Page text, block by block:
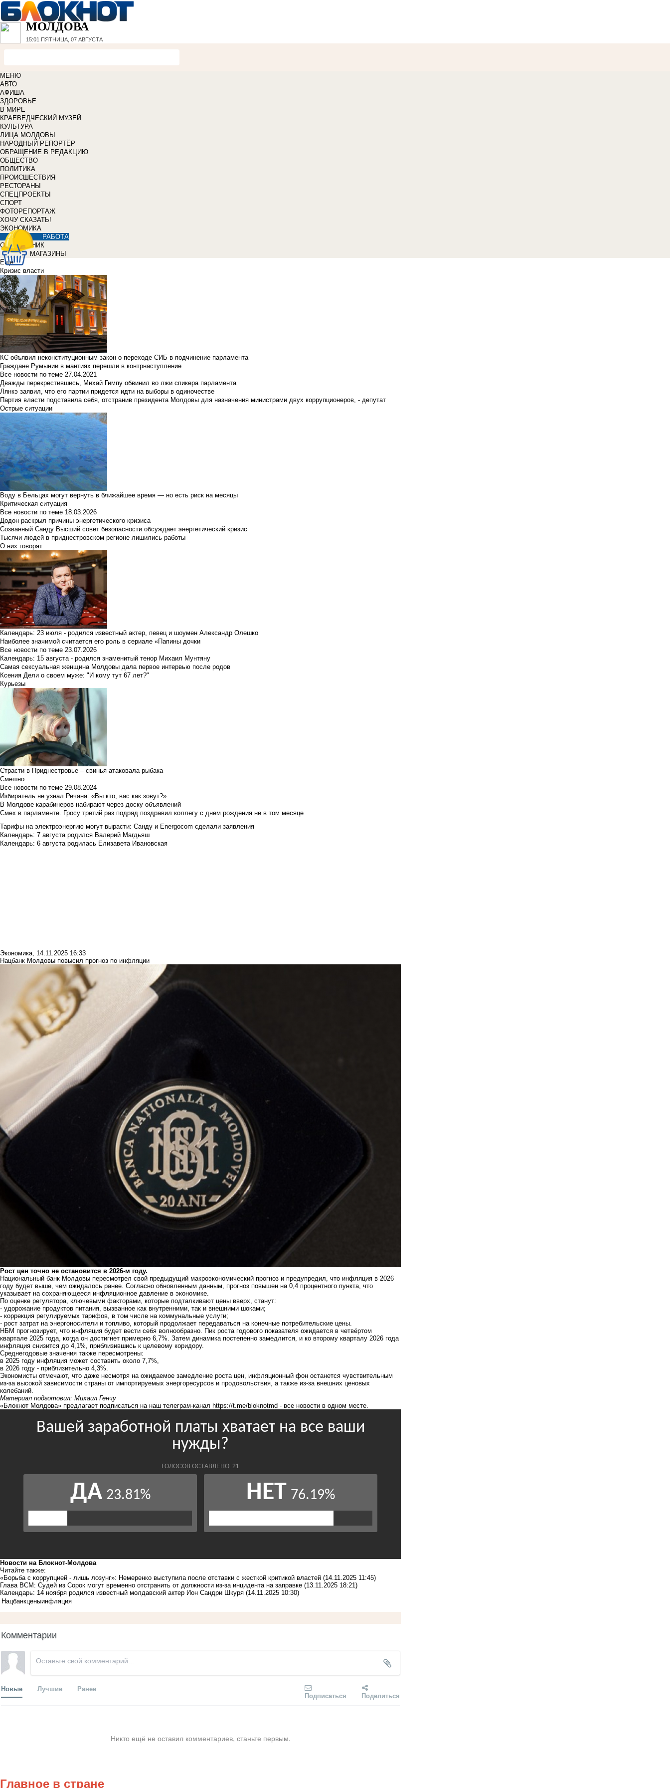
МОЛДОВА
15:01 ПЯТНИЦА, 07 АВГУСТА
МЕНЮ
АВТО
АФИША
ЗДОРОВЬЕ
В МИРЕ
КРАЕВЕДЧЕСКИЙ МУЗЕЙ
КУЛЬТУРА
ЛИЦА МОЛДОВЫ
НАРОДНЫЙ РЕПОРТЁР
ОБРАЩЕНИЕ В РЕДАКЦИЮ
ОБЩЕСТВО
ПОЛИТИКА
ПРОИСШЕСТВИЯ
РЕСТОРАНЫ
СПЕЦПРОЕКТЫ
СПОРТ
ФОТОРЕПОРТАЖ
ХОЧУ СКАЗАТЬ!
ЭКОНОМИКА
РАБОТА
СПРАВОЧНИК
МАГАЗИНЫ
Еще
Кризис власти
КС объявил неконституционным закон о переходе СИБ в подчинение парламента
Граждане Румынии в мантиях перешли в контрнаступление
Все новости по теме 27.04.2021
Дважды перекрестившись, Михай Гимпу обвинил во лжи спикера парламента
Лянкэ заявил, что его партии придется идти на выборы в одиночестве
Партия власти подставила себя, отстранив президента Молдовы для назначения министрами двух коррупционеров, - депутат
Острые ситуации
Воду в Бельцах могут вернуть в ближайшее время — но есть риск на месяцы
Критическая ситуация
Все новости по теме 18.03.2026
Додон раскрыл причины энергетического кризиса
Созванный Санду Высший совет безопасности обсуждает энергетический кризис
Тысячи людей в приднестровском регионе лишились работы
О них говорят
Календарь: 23 июля - родился известный актер, певец и шоумен Александр Олешко
Наиболее значимой считается его роль в сериале «Папины дочки
Все новости по теме 23.07.2026
Календарь: 15 августа - родился знаменитый тенор Михаил Мунтяну
Самая сексуальная женщина Молдовы дала первое интервью после родов
Ксения Дели о своем муже: "И кому тут 67 лет?"
Курьезы
Страсти в Приднестровье – свинья атаковала рыбака
Смешно
Все новости по теме 29.08.2024
Избиратель не узнал Речана: «Вы кто, вас как зовут?»
В Молдове карабинеров набирают через доску объявлений
Смех в парламенте. Гросу третий раз подряд поздравил коллегу с днем рождения не в том месяце
Тарифы на электроэнергию могут вырасти: Санду и Energocom сделали заявления
Календарь: 7 августа родился Валерий Магдьяш
Календарь: 6 августа родилась Елизавета Ивановская
Экономика, 14.11.2025 16:33
Нацбанк Молдовы повысил прогноз по инфляции
Рост цен точно не остановится в 2026-м году.
Национальный банк Молдовы пересмотрел свой предыдущий макроэкономический прогноз и предупредил, что инфляция в 2026
году будет выше, чем ожидалось ранее. Согласно обновленным данным, прогноз повышен на 0,4 процентного пункта, что
указывает на сохраняющееся инфляционное давление в экономике.
По оценке регулятора, ключевыми факторами, которые подталкивают цены вверх, станут:
- удорожание продуктов питания, вызванное как внутренними, так и внешними шоками;
- коррекция регулируемых тарифов, в том числе на коммунальные услуги;
- рост затрат на энергоносители и топливо, который продолжает передаваться на конечные потребительские цены.
НБМ прогнозирует, что инфляция будет вести себя волнообразно. Пик роста годового показателя ожидается в четвёртом
квартале 2025 года, когда он достигнет примерно 6,7%. Затем динамика постепенно замедлится, и ко второму кварталу 2026 года
инфляция снизится до 4,1%, приблизившись к целевому коридору.
Среднегодовые значения также пересмотрены:
в 2025 году инфляция может составить около 7,7%,
в 2026 году - приблизительно 4,3%.
Экономисты отмечают, что даже несмотря на ожидаемое замедление роста цен, инфляционный фон останется чувствительным
из-за высокой зависимости страны от импортируемых энергоресурсов и продовольствия, а также из-за внешних ценовых
колебаний.
Материал подготовил: Михаил Генчу
«Блокнот Молдова» предлагает подписаться на наш телеграм-канал https://t.me/bloknotmd - все новости в одном месте.
Новости на Блoкнoт-Молдова
Читайте также:
«Борьба с коррупцией - лишь лозунг»: Немеренко выступила после отставки с жесткой критикой властей (14.11.2025 11:45)
Глава ВСМ: Судей из Сорок могут временно отстранить от должности из-за инцидента на заправке (13.11.2025 18:21)
Календарь: 14 ноября родился известный молдавский актер Ион Сандри Шкуря (14.11.2025 10:30)
Нацбанкценыинфляция
Комментарии
Новые Лучшие Ранее
Подписаться Поделиться
Никто ещё не оставил комментариев, станьте первым.
Главное в стране